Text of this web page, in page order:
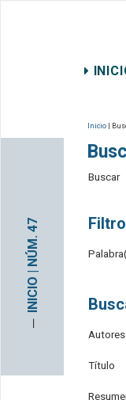
─
INICIO | NÚM. 47
Inicio |
Buscar
Autores
Título